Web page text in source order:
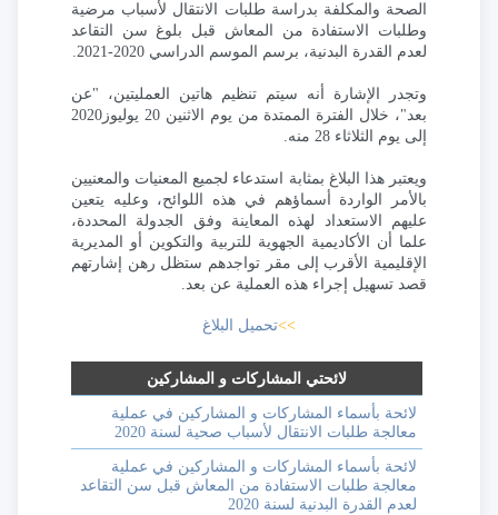
الصحة والمكلفة بدراسة طلبات الانتقال لأسباب مرضية
وطلبات الاستفادة من المعاش قبل بلوغ سن التقاعد
لعدم القدرة البدنية، برسم الموسم الدراسي 2020-2021.
وتجدر الإشارة أنه سيتم تنظيم هاتين العمليتين، "عن
بعد"، خلال الفترة الممتدة من يوم الاثنين 20 يوليوز2020
إلى يوم الثلاثاء 28 منه.
ويعتبر هذا البلاغ بمثابة استدعاء لجميع المعنيات والمعنيين
بالأمر الواردة أسماؤهم في هذه اللوائح، وعليه يتعين
عليهم الاستعداد لهذه المعاينة وفق الجدولة المحددة،
علما أن الأكاديمية الجهوية للتربية والتكوين أو المديرية
الإقليمية الأقرب إلى مقر تواجدهم ستظل رهن إشارتهم
قصد تسهيل إجراء هذه العملية عن بعد.
>>تحميل البلاغ
​لائحتي المشاركات و المشاركين
​لائحة بأسماء المشاركات و المشاركين في عملية
معالجة طلبات الانتقال لأسباب صحية لسنة 2020
​لائحة بأسماء المشاركات و المشاركين في عملية
معالجة طلبات الاستفادة من المعاش قبل سن التقاعد
لعدم القدرة البدنية لسنة 2020